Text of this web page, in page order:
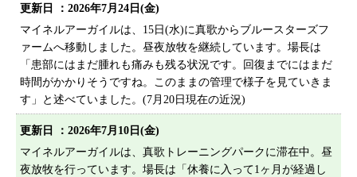
更新日 ： 2026年7月24日(金)
マイネルアーガイルは、15日(水)に真歌からブルースターズフ
ァームへ移動しました。昼夜放牧を継続しています。場長は
「患部にはまだ腫れも痛みも残る状況です。回復までにはまだ
時間がかかりそうですね。このままの管理で様子を見ていきま
す」と述べていました。(7月20日現在の近況)
更新日 ： 2026年7月10日(金)
マイネルアーガイルは、真歌トレーニングパークに滞在中。昼
夜放牧を行っています。場長は「休養に入って1ヶ月が経過し
サイトマップ